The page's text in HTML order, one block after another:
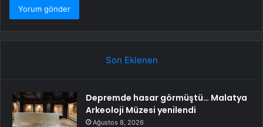
Son Eklenen
Depremde hasar görmüştü… Malatya
Arkeoloji Müzesi yenilendi
Ağustos 8, 2026